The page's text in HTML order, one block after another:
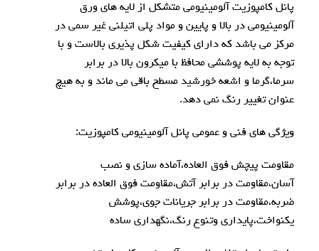
پانل کامپوزیت آلومینیومی متشکل از لایه های ورق
آلومینیومی در بالا و پایین و مواد پلی اتیلنی غیر سمی در
مرکز می باشد که دارای کیفیت شکل پذیری بالاست و با
توجه به لایه پوششی محافظ با میکرون بالا در برابر
سرما،گرما و اشعه خورشید مسطح باقی می ماند و به هیچ
عنوان تغییر رنگ نمی دهد.
ویژگی های فنی و عمومی پانل آلومینیومی کامپوزیت:
مقاومت پیچش فوق العاده،آماده سازی و نصب
آسان،مقاومت در برابر آتش،مقاومت فوق العاده در برابر
ضربه،مقاومت در برابر جریانات جوی،پوشش
یکنواخت،پایداری وتنوع رنگ،نگهداری ساده